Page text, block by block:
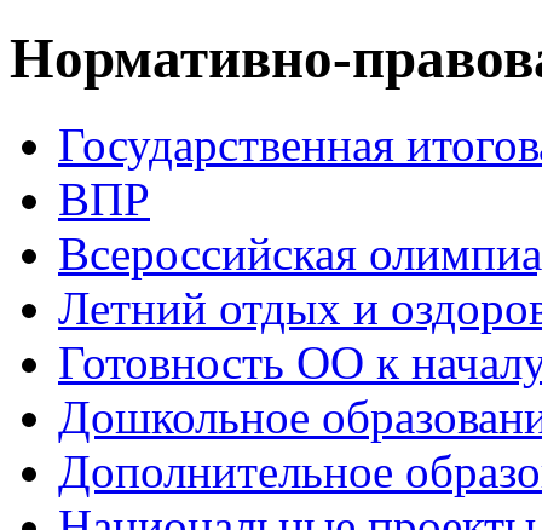
Нормативно-
Государственная
ВПР
Всероссийская
Летний отдых и
Готовность ОО к
Дошкольное
Дополнительное